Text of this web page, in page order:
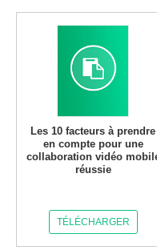
Les 10 facteurs à prendre
en compte pour une
collaboration vidéo
réussie
TÉLÉCHARGER